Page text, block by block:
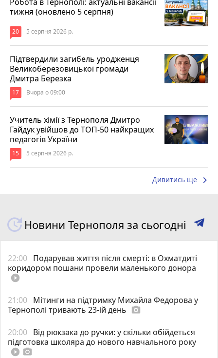
тижня (оновлено 5 серпня)
20 5 серпня 2026 р.
Підтвердили загибель уродженця
Великоберезовицької громади
Дмитра Березка
17 Вчора о 09:00
Учитель хімії з Тернополя Дмитро
Гайдук увійшов до ТОП-50 найкращих
педагогів України
15 5 серпня 2026 р.
Дивитись ще keyboard_arrow_right
Новини Тернополя за сьогодні
22:00 Подарував життя після смерті: в Охматдиті
коридором пошани провели маленького донора
play_circle_filled
21:00 Мітинги на підтримку Михайла Федорова у
Тернополі тривають 23-ій день photo_camera
20:00 Від рюкзака до ручки: у скільки обійдеться
підготовка школяра до нового навчального року
play_circle_filled photo_camera